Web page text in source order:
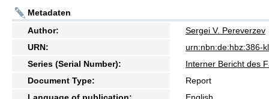
Metadaten
Author:
Sergei V. Pereverzev
URN:
urn:nbn:de:hbz:386-
Series (Serial Number):
Interner Bericht des
Document Type:
Report